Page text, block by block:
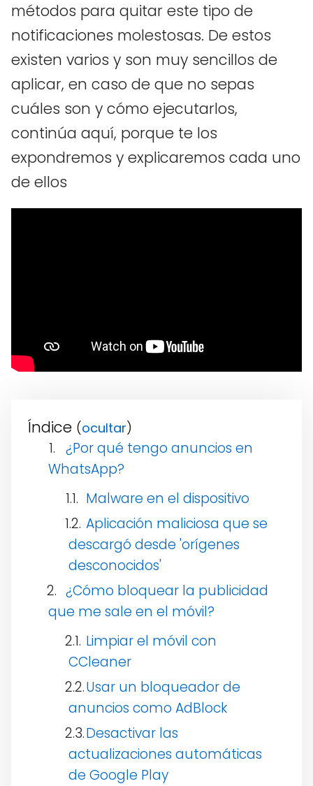
métodos para quitar este tipo de
notificaciones molestosas. De estos
existen varios y son muy sencillos de
aplicar, en caso de que no sepas
cuáles son y cómo ejecutarlos,
continúa aquí, porque te los
expondremos y explicaremos cada uno
de ellos
Índice ( )
¿Por qué tengo anuncios en
WhatsApp?
Malware en el dispositivo
Aplicación maliciosa que se
descargó desde 'orígenes
desconocidos'
¿Cómo bloquear la publicidad
que me sale en el móvil?
Limpiar el móvil con
CCleaner
Usar un bloqueador de
anuncios como AdBlock
Desactivar las
actualizaciones automáticas
de Google Play